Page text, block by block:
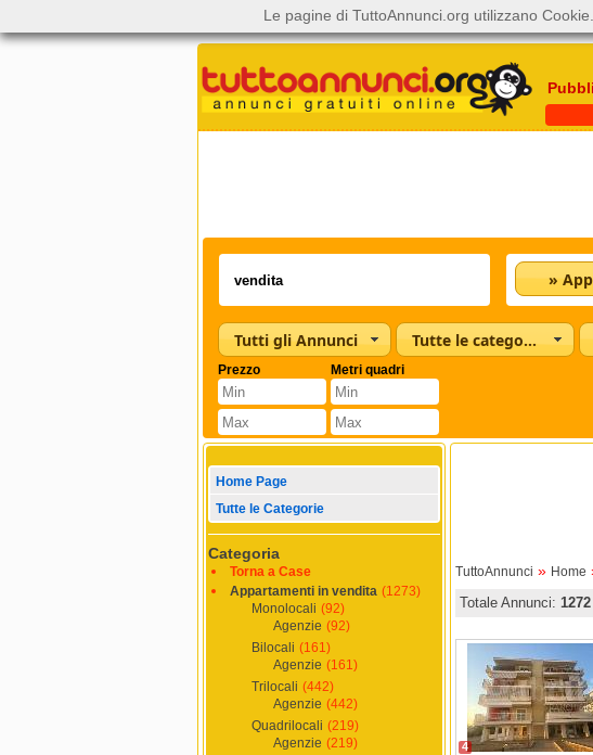
Tutti gli Annunci Tutte le categorie
Prezzo Metri quadri
Home Page
Tutte le Categorie
Categoria
Torna a Case
Appartamenti in vendita (1273)
Monolocali (92)
Agenzie (92)
Bilocali (161)
Agenzie (161)
Trilocali (442)
Agenzie (442)
Quadrilocali (219)
Agenzie (219)
TuttoAnnunci » Home
Totale Annunci: 1272
4
Le pagine di TuttoAnnunci.org utilizzano